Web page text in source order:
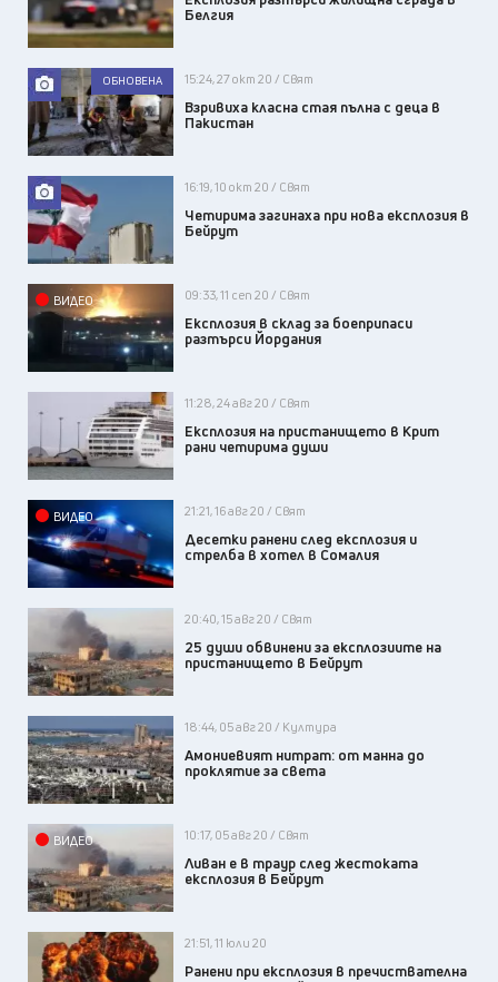
Белгия
ОБНОВЕНА 15:24, 27 окт 20 / Свят
Взривиха класна стая пълна с деца в
Пакистан
16:19, 10 окт 20 / Свят
Четирима загинаха при нова експлозия в
Бейрут
ВИДЕО 09:33, 11 сеп 20 / Свят
Експлозия в склад за боеприпаси
разтърси Йордания
11:28, 24 авг 20 / Свят
Експлозия на пристанището в Крит
рани четирима души
ВИДЕО 21:21, 16 авг 20 / Свят
Десетки ранени след експлозия и
стрелба в хотел в Сомалия
20:40, 15 авг 20 / Свят
25 души обвинени за експлозиите на
пристанището в Бейрут
18:44, 05 авг 20 / Култура
Амониевият нитрат: от манна до
проклятие за света
ВИДЕО 10:17, 05 авг 20 / Свят
Ливан е в траур след жестоката
експлозия в Бейрут
21:51, 11 юли 20
Ранени при експлозия в пречиствателна